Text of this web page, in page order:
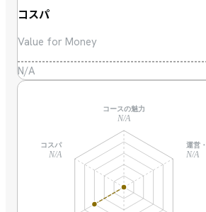
コスパ
Value for Money
N/A
コースの魅力
N/A
運営
N/A
コスパ
N/A